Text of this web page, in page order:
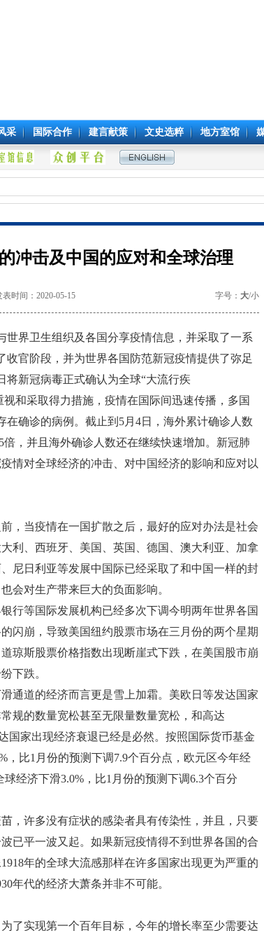
采 国际合作 建言献策 文史选粹 地方室馆
冲击及中国的应对和全球治理
表时间：2020-05-15 字号： 大/小
界卫生组织及各国分享疫情信息，并采取了一系
官阶段，并为世界各国防范新冠疫情提供了弥足
将新冠病毒正式确认为全球“大流行疾
和采取得力措施，疫情在国际间迅速传播，多国
确诊的病例。截止到5月4日，海外累计确诊人数
，并且海外确诊人数还在继续快速增加。新冠肺
情对全球经济的冲击、对中国经济的影响和应对以
当疫情在一国扩散之后，最好的应对办法是社会
利、西班牙、美国、英国、德国、澳大利亚、加拿
尼日利亚等发展中国际已经采取了和中国一样的封
会对生产带来巨大的负面影响。
等国际发展机构已经多次下调今明两年世界各国
闪崩，导致美国纽约股票市场在三月份的两个星期
琼斯股票价格指数出现断崖式下跌，在美国股市崩
下跌。
道的经济而言更是雪上加霜。美欧日等发达国家
规的数量宽松甚至无限量数量宽松，和高达
国家出现经济衰退已经是必然。按照国际货币基金
，比1月份的预测下调7.9个百分点，欧元区今年经
经济下滑3.0%，比1月份的预测下调6.3个百分
许多没有症状的感染者具有传染性，并且，只要
已平一波又起。如果新冠疫情得不到世界各国的合
年的全球大流感那样在许多国家出现更为严重的
年代的经济大萧条并非不可能。
实现第一个百年目标，今年的增长率至少需要达